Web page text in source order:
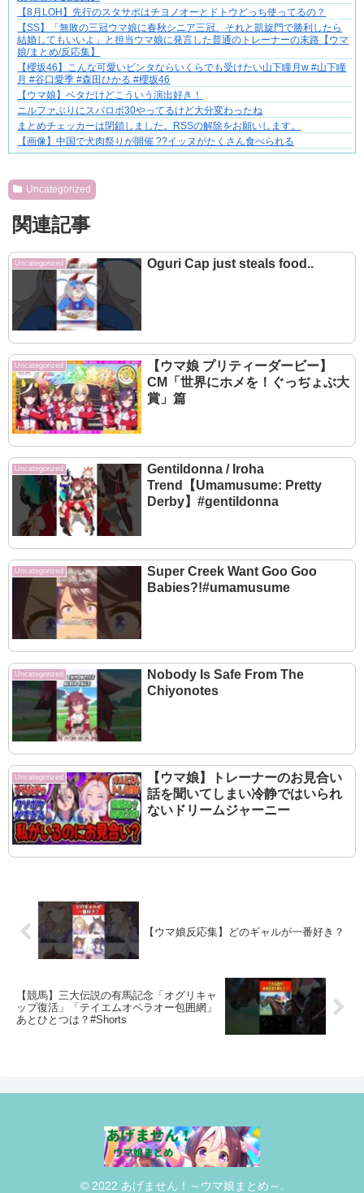
【8月LOH】先行のスタサポはチヨノオーとドトウどっち使ってるの？
【SS】「無敗の三冠ウマ娘に春秋シニア三冠、それと凱旋門で勝利したら
結婚してもいいよ」と担当ウマ娘に発言した普通のトレーナーの末路【ウマ
娘/まとめ/反応集】
​【櫻坂46】こんな可愛いビンタならいくらでも受けたい山下瞳月w #山下瞳
月 #谷口愛季 #森田ひかる #櫻坂46
【ウマ娘】ベタだけどこういう演出好き！
ニルファぶりにスパロボ30やってるけど大分変わったね
まとめチェッカーは閉鎖しました。RSSの解除をお願いします。
【画像】中国で犬肉祭りが開催 ??イッヌがたくさん食べられる
Uncategorized
関連記事
Uncategorized Oguri Cap just steals food..
Uncategorized
【ウマ娘 プリティーダービー】
CM「世界にホメを！ぐっぢょぶ大
賞」篇
Uncategorized
Gentildonna / Iroha
Trend【Umamusume: Pretty
Derby】#gentildonna
Uncategorized
Super Creek Want Goo Goo
Babies?!#umamusume
Uncategorized
Nobody Is Safe From The
Chiyonotes
Uncategorized
【ウマ娘】トレーナーのお見合い
話を聞いてしまい冷静ではいられ
ないドリームジャーニー
【ウマ娘反応集】どのギャルが一番好き？
【競馬】三大伝説の有馬記念「オグリキャ
ップ復活」「テイエムオペラオー包囲網」
あとひとつは？#Shorts
© 2022 あげません！～ウマ娘まとめ～.